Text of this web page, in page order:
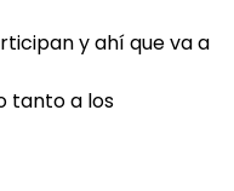
y ahí que va a
tanto a los